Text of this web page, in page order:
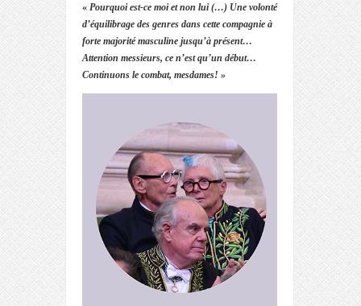
« Pourquoi est-ce moi et non lui (…) Une volonté
d’équilibrage des genres dans cette compagnie à
forte majorité masculine jusqu’à présent…
Attention messieurs, ce n’est qu’un début…
Continuons le combat, mesdames! »